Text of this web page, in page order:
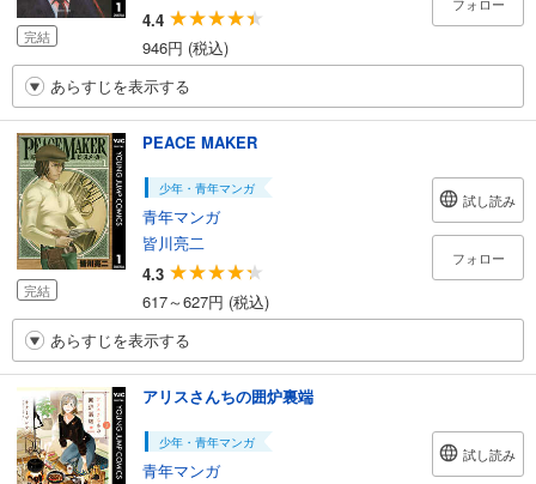
完結
4.4
946円 (税込)
あらすじを表示する
完結
PEACE MAKER
少年・青年マンガ
青年マンガ
皆川亮二
4.3
617～627円 (税込)
試し読み
フォロー
あらすじを表示する
アリスさんちの囲炉裏端
少年・青年マンガ
青年マンガ
試し読み